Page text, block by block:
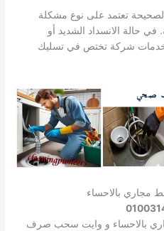
تعتمد على نوع مشكلة
في حالة الانسداد الشديد أو
بخدمات شركة تختص في تسليك
بالاحساء و وايت سحب صرف